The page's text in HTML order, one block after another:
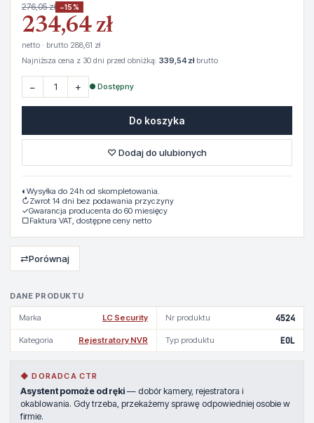
DANE PRODUKTU
Marka LC Security Nr produktu 4524
Kategoria Rejestratory NVR Typ produktu EOL
◆ DORADCA CTR
Asystent pomoże od ręki — dobór kamery, rejestratora i
okablowania. Gdy trzeba, przekażemy sprawę odpowiedniej osobie w
firmie.
276,05 zł −15%
234,64 zł
netto · brutto 288,61 zł
Najniższa cena z 30 dni przed obniżką: 339,54 złbrutto
− + ● Dostępny
Do koszyka
♡ Dodaj do ulubionych
◐ Wysyłka do 24h od skompletowania.
↻Zwrot 14 dni bez podawania przyczyny
✓Gwarancja producenta do 60 miesięcy
▢Faktura VAT, dostępne ceny netto
⇄Porównaj